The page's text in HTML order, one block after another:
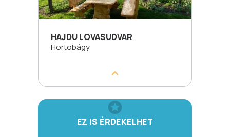
HAJDU LOVASUDVAR
Hortobágy
EZ IS ÉRDEKELHET